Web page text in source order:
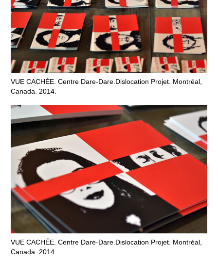
VUE CACHÉE. Centre Dare-Dare.Dislocation Projet. Montréal,
Canada. 2014.
VUE CACHÉE. Centre Dare-Dare.Dislocation Projet. Montréal,
Canada. 2014.